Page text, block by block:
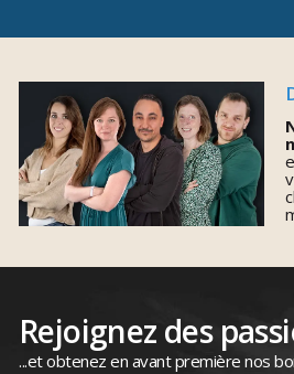
Rejoignez des
...et obtenez en avant première nos